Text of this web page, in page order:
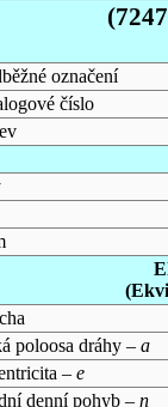
označení
číslo
poloosa dráhy – a
– e
denní pohyb – n